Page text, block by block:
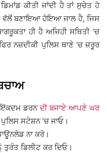
ਕੀਤੀ ਜਾਂਦੀ ਹੈ ਤਾਂ ਸੁਚੇਤ ਹੋ
ਵੱਲੋਂ ਬਣਾਇਆ ਹੋਇਆ ਜਾਲ ਹੈ, ਜਿਸ
ਹੀ ਹੈ ਅਜਿਹੀ ਸਥਿਤੀ ’ਚ
ਨਜ਼ਦੀਕੀ ਪੁਲਿਸ ਥਾਣੇ ’ਚ ਜ਼ਰੂਰ
ਇੱਕਦਮ ਡਰਨ ਦੀ ਬਜਾਏ ਆਪਣੇ ਘਰ
ਸਟੇਸ਼ਨ ’ਚ ਜਾਓ।
ਨਾ ਕਰੋ।
ਡਿਲੀਟ ਕਰ ਦਿਓ।